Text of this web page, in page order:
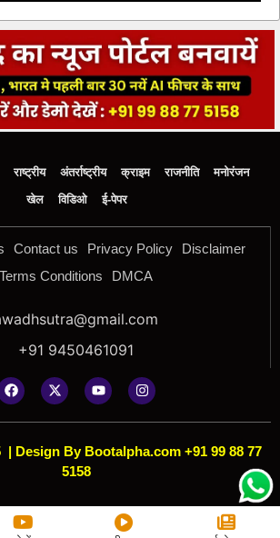
राष्ट्रीय अंतर्राष्ट्रीय क्राइम राजनीति
मनोरंजन
खेल
विडिओ ई-पेपर
Contact us Privacy Policy
Disclaimer
Terms Conditions
DMCA
+91 9450461091
| Design By Bootalpha.com +91 99 88 77
5158